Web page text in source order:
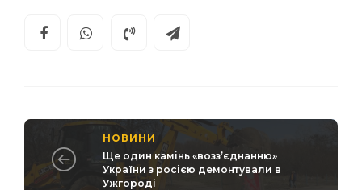
НОВИНИ
Ще один камінь «возз’єднанню»
України з росією демонтували в
Ужгороді